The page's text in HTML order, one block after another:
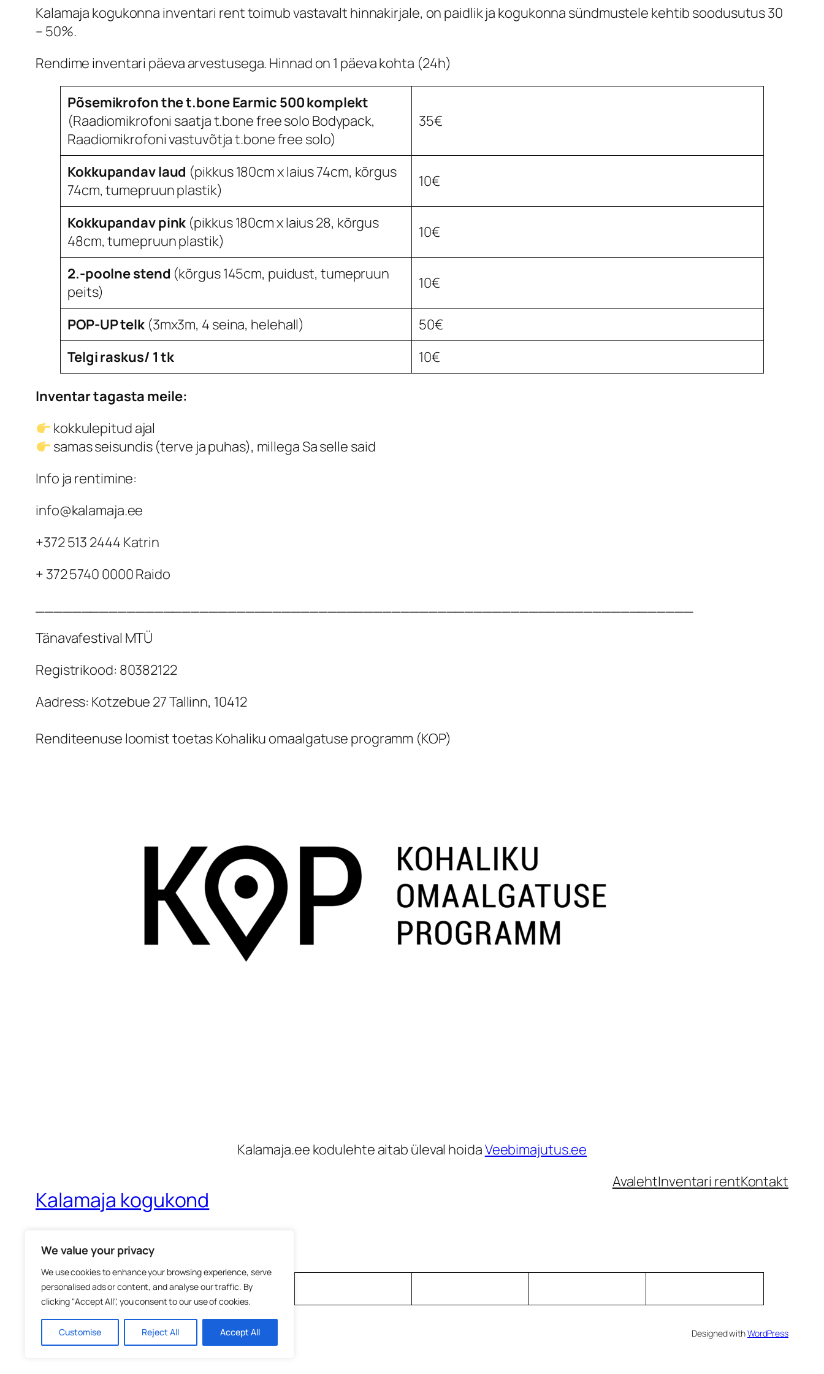
We value your privacy
We use cookies to enhance your browsing experience, serve
personalised ads or content, and analyse our traffic. By
clicking "Accept All", you consent to our use of cookies.
Customise Reject All Accept All
Kalamaja kogukonna inventari rent toimub vastavalt hinnakirjale, on paidlik ja kogukonna sündmustele kehtib soodusutus 30
– 50%.
Rendime inventari päeva arvestusega. Hinnad on 1 päeva kohta (24h)
Põsemikrofon the t.bone Earmic 500 komplekt
(Raadiomikrofoni saatja t.bone free solo Bodypack,
Raadiomikrofoni vastuvõtja t.bone free solo)
35€
Kokkupandav laud (pikkus 180cm x laius 74cm, kõrgus
74cm, tumepruun plastik)
10€
Kokkupandav pink (pikkus 180cm x laius 28, kõrgus
48cm, tumepruun plastik)
10€
2.-poolne stend (kõrgus 145cm, puidust, tumepruun
peits)
10€
POP-UP telk(3mx3m, 4 seina, helehall)
50€
Telgi raskus/ 1 tk
10€
Inventar tagasta meile:
kokkulepitud ajal
samas seisundis (terve ja puhas), millega Sa selle said
Info ja rentimine:
info@kalamaja.ee
+372 513 2444 Katrin
+ 372 5740 0000 Raido
Tänavafestival MTÜ
Registrikood: 80382122
Aadress: Kotzebue 27 Tallinn, 10412
Renditeenuse loomist toetas Kohaliku omaalgatuse programm (KOP)
Kalamaja.ee kodulehte aitab üleval hoidaVeebimajutus.ee
Kalamaja kogukond
AvalehtInventari rentKontakt
Designed withWordPress